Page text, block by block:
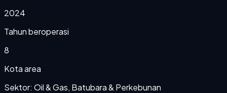
2024
Tahun beroperasi
8
Kota area
Sektor: Oil & Gas, Batubara & Perkebunan